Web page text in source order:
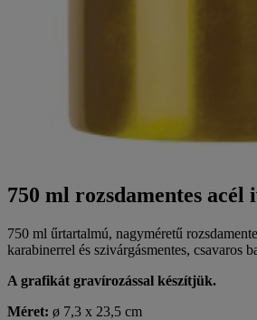
750 ml rozsdamentes acél
750 ml űrtartalmú, nagyméretű
karabinerrel és szivárgásmentes, csavaros
A grafikát gravírozással készítjük.
Méret: ø 7,3 x 23,5 cm